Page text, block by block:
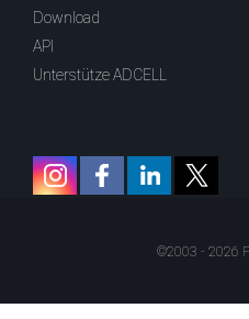
Download
API
Unterstütze ADCELL
©2003 - 2026